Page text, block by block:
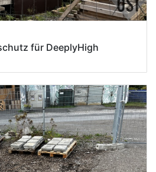
für DeeplyHigh